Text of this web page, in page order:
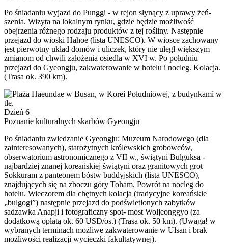
Po śniadaniu wyjazd do Punggi - w rejon słynący z uprawy żeń-
szenia. Wizyta na lokalnym rynku, gdzie będzie możliwość
obejrzenia różnego rodzaju produktów z tej rośliny. Następnie
przejazd do wioski Hahoe (lista UNESCO). W wiosce zachowany
jest pierwotny układ domów i uliczek, który nie uległ większym
zmianom od chwili założenia osiedla w XVI w. Po południu
przejazd do Gyeongju, zakwaterowanie w hotelu i nocleg. Kolacja.
(Trasa ok. 390 km).
Dzień 6
Poznanie kulturalnych skarbów Gyeongju
Po śniadaniu zwiedzanie Gyeongju: Muzeum Narodowego (dla
zainteresowanych), starożytnych królewskich grobowców,
obserwatorium astronomicznego z VII w., świątyni Bulguksa -
najbardziej znanej koreańskiej świątyni oraz granitowych grot
Sokkuram z panteonem bóstw buddyjskich (lista UNESCO),
znajdujących się na zboczu góry Toham. Powrót na nocleg do
hotelu. Wieczorem dla chętnych kolacja (tradycyjne koreańskie
„bulgogi”) następnie przejazd do podświetlonych zabytków
sadzawka Anapji i fotograficzny spot- most Woljeonggyo (za
dodatkową opłatą ok. 60 USD/os.) (Trasa ok. 50 km). (Uwaga! w
wybranych terminach możliwe zakwaterowanie w Ulsan i brak
możliwości realizacji wycieczki fakultatywnej).